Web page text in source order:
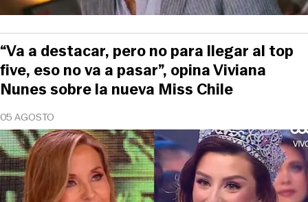
05 AGOSTO
“Va a destacar, pero no para llegar al top
five, eso no va a pasar”, opina Viviana
Nunes sobre la nueva Miss Chile